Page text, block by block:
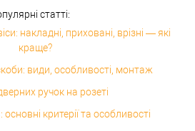
статті:
накладні, приховані, врізні — які
краще?
види, особливості, монтаж
ручок на розеті
критерії та особливості